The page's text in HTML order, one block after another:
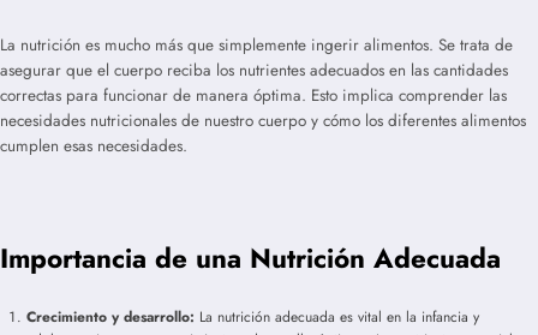
La nutrición es mucho más que simplemente ingerir alimentos. Se trata de
asegurar que el cuerpo reciba los nutrientes adecuados en las cantidades
correctas para funcionar de manera óptima. Esto implica comprender las
necesidades nutricionales de nuestro cuerpo y cómo los diferentes alimentos
cumplen esas necesidades.
Importancia de una Nutrición Adecuada
Crecimiento y desarrollo: La nutrición adecuada es vital en la infancia y